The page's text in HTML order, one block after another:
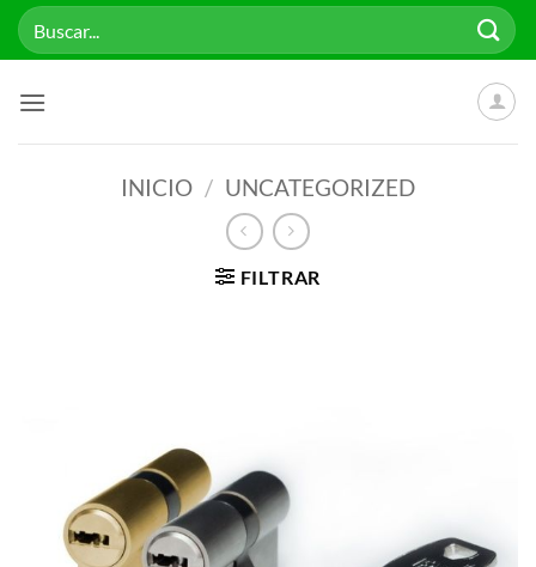
Saltar
Buscar
por:
INICIO / UNCATEGORIZED
FILTRAR